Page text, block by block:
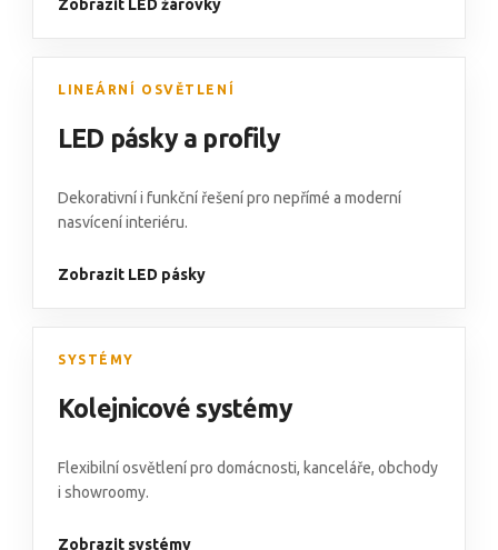
Zobrazit LED žárovky
LINEÁRNÍ OSVĚTLENÍ
LED pásky a profily
Dekorativní i funkční řešení pro nepřímé a moderní
nasvícení interiéru.
Zobrazit LED pásky
SYSTÉMY
Kolejnicové systémy
Flexibilní osvětlení pro domácnosti, kanceláře, obchody
i showroomy.
Zobrazit systémy